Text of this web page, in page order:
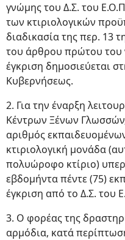
γνώμης του Δ.Σ. του
των κτιριολογικών
διαδικασία της περ. 13
του άρθρου πρώτου του
έγκριση δημοσιεύεται
Κυβερνήσεως.
2. Για την έναρξη
Κέντρων Ξένων
αριθμός
κτιριολογική μονάδα
πολυώροφο κτίριο)
εβδομήντα πέντε (75)
έγκριση από το Δ.Σ. του
3. Ο φορέας της
αρμόδια, κατά